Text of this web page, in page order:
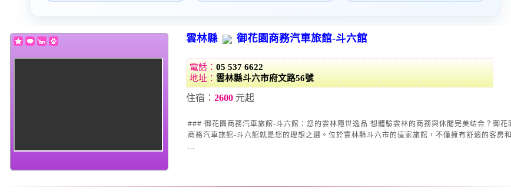
雲林縣 御花園商務汽車旅館-斗六館
電話： 05 537 6622
地址： 雲林縣斗六市府文路56號
住宿： 2600元起
### 御花園商務汽車旅館-斗六館：您的雲林隱世逸品 想體驗雲林的商務與休閒完美结合？御花園
商務汽車旅館-斗六館就是您的理想之選。位於雲林縣斗六市的這家旅館，不僅擁有舒適的客房和
...